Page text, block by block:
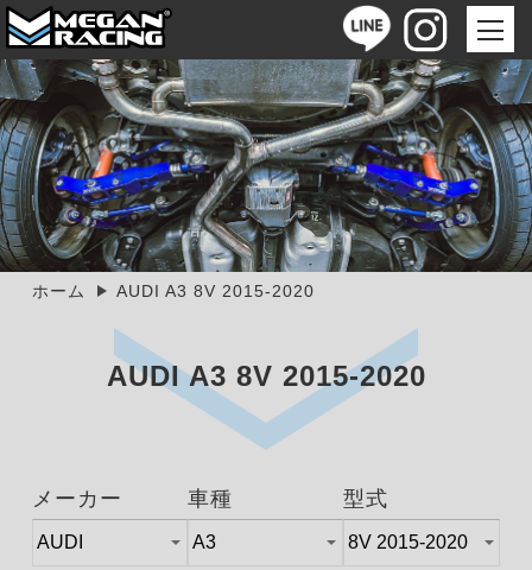
ホーム AUDI A3 8V 2015-2020
AUDI A3 8V 2015-2020
メーカー 車種 型式